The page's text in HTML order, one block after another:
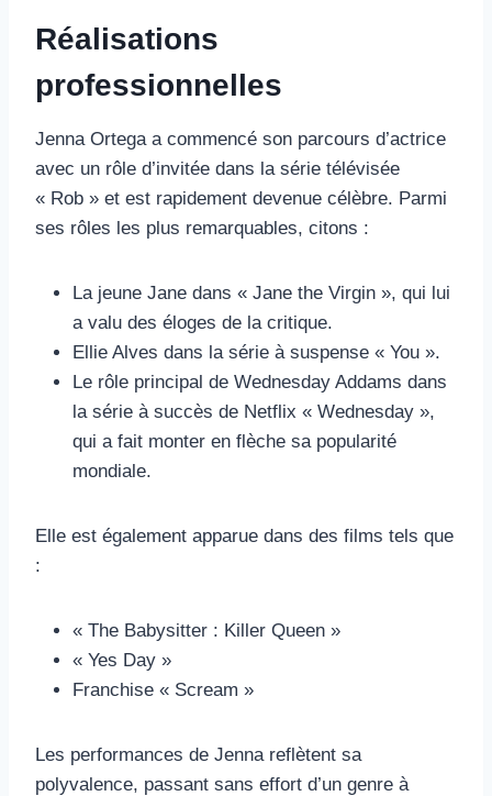
Réalisations
professionnelles
Jenna Ortega a commencé son parcours d’actrice
avec un rôle d’invitée dans la série télévisée
« Rob » et est rapidement devenue célèbre. Parmi
ses rôles les plus remarquables, citons :
La jeune Jane dans « Jane the Virgin », qui lui
a valu des éloges de la critique.
Ellie Alves dans la série à suspense « You ».
Le rôle principal de Wednesday Addams dans
la série à succès de Netflix « Wednesday »,
qui a fait monter en flèche sa popularité
mondiale.
Elle est également apparue dans des films tels que
:
« The Babysitter : Killer Queen »
« Yes Day »
Franchise « Scream »
Les performances de Jenna reflètent sa
polyvalence, passant sans effort d’un genre à